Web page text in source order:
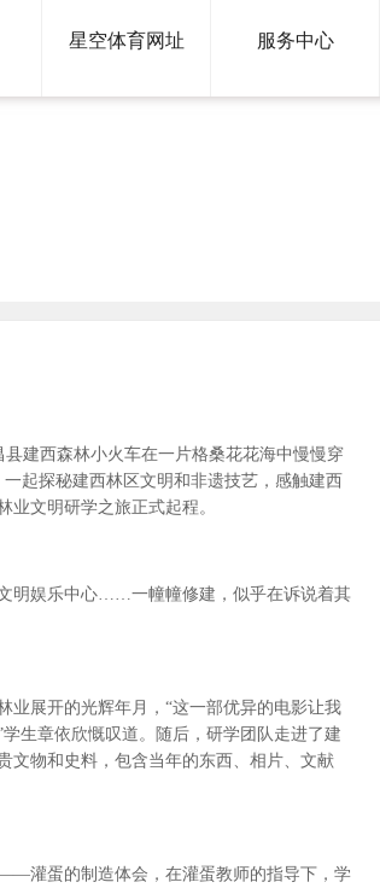
星空体育网址 服务中心
建西森林小火车在一片格桑花花海中慢慢穿
起探秘建西林区文明和非遗技艺，感触建西
文明研学之旅正式起程。
明娱乐中心……一幢幢修建，似乎在诉说着其
展开的光辉年月，“这一部优异的电影让我
生章依欣慨叹道。随后，研学团队走进了建
文物和史料，包含当年的东西、相片、文献
灌蛋的制造体会，在灌蛋教师的指导下，学